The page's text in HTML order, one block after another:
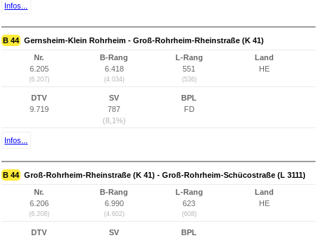
Infos...
B 44 Gernsheim-Klein Rohrheim - Groß-Rohrheim-Rheinstraße (K 41)
Nr.
6.205
(6.207)
B-Rang
6.418
(4.034)
L-Rang
551
(536)
Land
HE
DTV
9.719
SV
787
(8,1%)
BPL
FD
Infos...
B 44 Groß-Rohrheim-Rheinstraße (K 41) - Groß-Rohrheim-Schücostraße (L 3111)
Nr.
6.206
(6.208)
B-Rang
6.990
(4.602)
L-Rang
623
(608)
Land
HE
DTV
SV
BPL